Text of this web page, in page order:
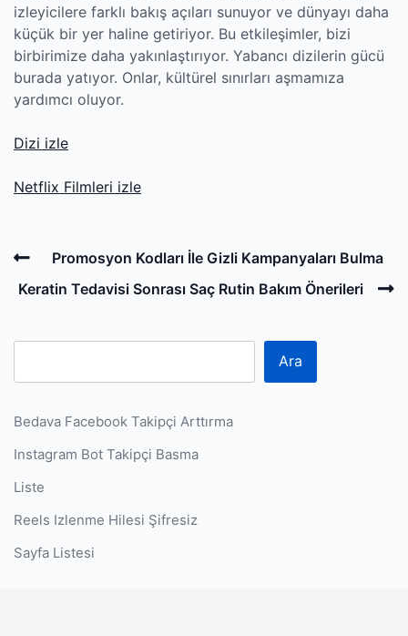
izleyicilere farklı bakış açıları sunuyor ve dünyayı daha
küçük bir yer haline getiriyor. Bu etkileşimler, bizi
birbirimize daha yakınlaştırıyor. Yabancı dizilerin gücü
burada yatıyor. Onlar, kültürel sınırları aşmamıza
yardımcı oluyor.
Dizi izle
Netflix Filmleri izle
Post
navigation
Previous
Post
Promosyon Kodları İle Gizli Kampanyaları Bulma
Keratin Tedavisi Sonrası Saç Rutin Bakım Önerileri
Ara
Bedava Facebook Takipçi Arttırma
Instagram Bot Takipçi Basma
Liste
Reels Izlenme Hilesi Şifresiz
Sayfa Listesi